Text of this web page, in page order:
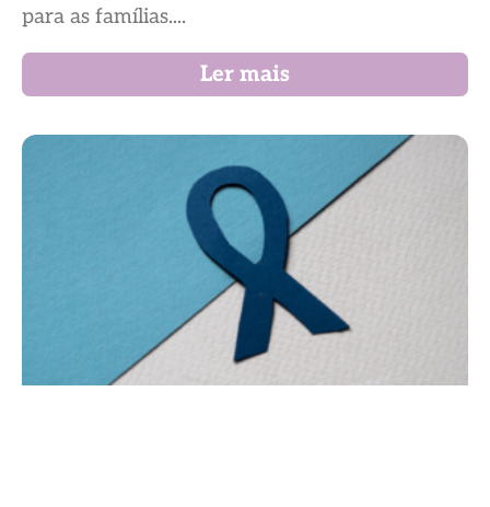
para as famílias....
Ler mais